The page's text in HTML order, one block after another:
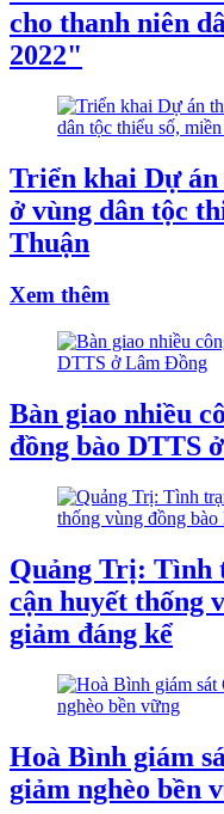
cho thanh niên
2022"
Triển khai Dự
ở vùng dân tộc
Thuận
Xem thêm
Bàn giao nhiều
đồng bào DTTS
Quảng Trị: Tình
cận huyết thống
giảm đáng kể
Hoà Bình giám
giảm nghèo bền